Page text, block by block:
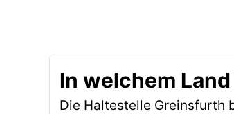
In welchem
Die Haltestelle Greinsfurth